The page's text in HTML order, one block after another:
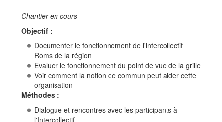
Chantier en cours
Objectif :
Documenter le fonctionnement de l'intercollectif
Roms de la région
Evaluer le fonctionnement du point de vue de la grille
Voir comment la notion de commun peut aider cette
organisation
Méthodes :
Dialogue et rencontres avec les participants à
l'Intercollectif